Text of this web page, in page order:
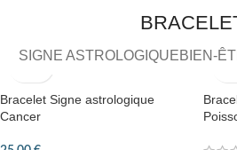
SIGNE ASTROLOGIQUEBIEN-
Bracelet Signe astrologique
Cancer